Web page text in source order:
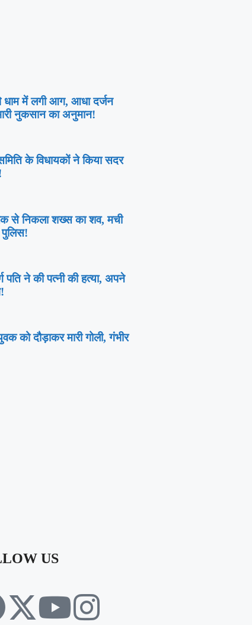
धाम में लगी आग, आधा दर्जन
नुकसान का अनुमान!
के विधायकों ने किया सदर
से निकला शख्स का शव, मची
पति ने की पत्नी की हत्या, अपने
को दौड़ाकर मारी गोली, गंभीर
US